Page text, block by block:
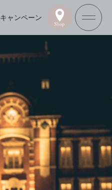
キャンペーン